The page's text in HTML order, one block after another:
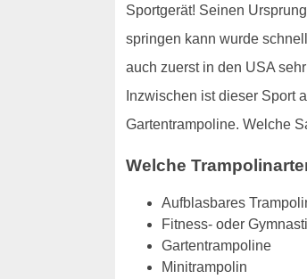
Sportgerät! Seinen
springen kann wurde
auch zuerst in den USA
Inzwischen ist dieser Sport
Gartentrampoline. Welche
Welche
Aufblasbares
Fitness- oder
Gartentrampoline
Minitrampolin